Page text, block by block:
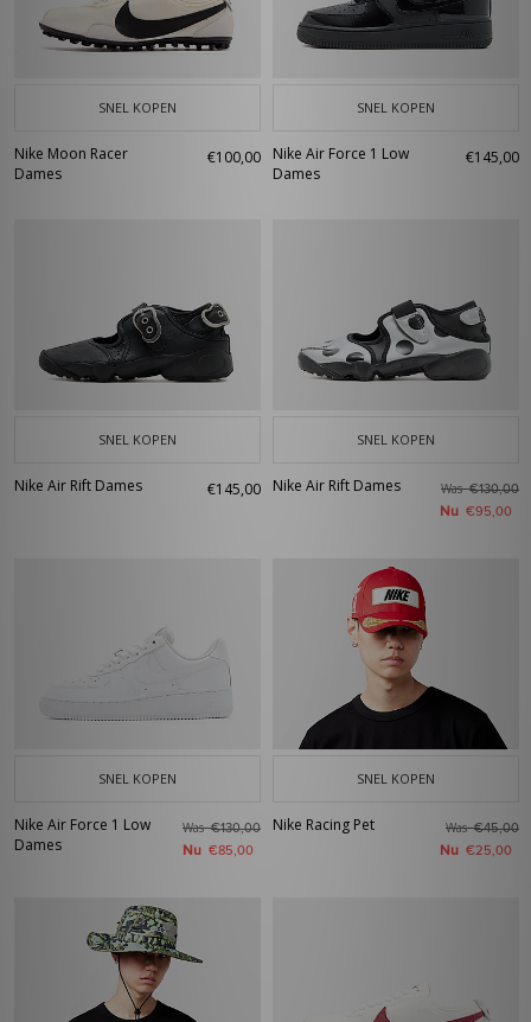
SNEL KOPEN
Nike Moon Racer
Dames
€100,00
SNEL KOPEN
Nike Air Force 1 Low
Dames
€145,00
SNEL KOPEN
Nike Air Rift Dames €145,00
SNEL KOPEN
Nike Air Rift Dames Was€130,00
Nu €95,00
SNEL KOPEN
Nike Air Force 1 Low
Dames
Was€130,00
Nu €85,00
SNEL KOPEN
Nike Racing Pet Was€45,00
Nu €25,00